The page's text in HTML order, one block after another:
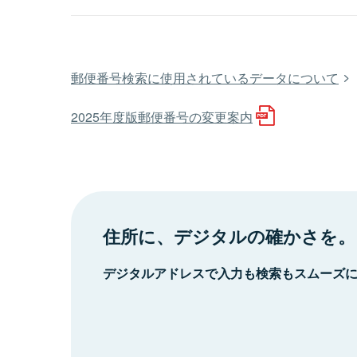
郵便番号検索に使用されているデータについて
2025年度版郵便番号の変更案内
住所に、デジタルの確かさを。
デジタルアドレスで入力も検索もスムーズ